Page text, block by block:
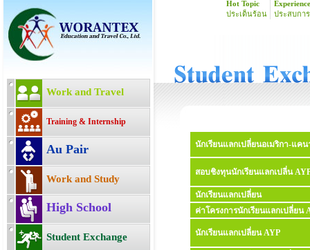
Work and Travel
Training & Internship
Au Pair
Work and Study
High School
Student Exchange
Hot Topic
ประเด็นร้อน
Experience
ประสบกา
นักเรียนแลกเปลี่ยนอเมริกา-แคน
สอบชิงทุนนักเรียนแลกเปลี่น
นักเรียนแลกเปลี่ยน
ค่าโครงการนักเรียนแลกเปลี่ยน
นักเรียนแลกเปลี่ยน AYP